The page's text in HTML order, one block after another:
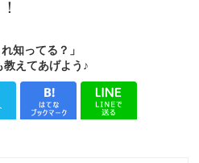
れ知ってる？」
教えてあげよう♪